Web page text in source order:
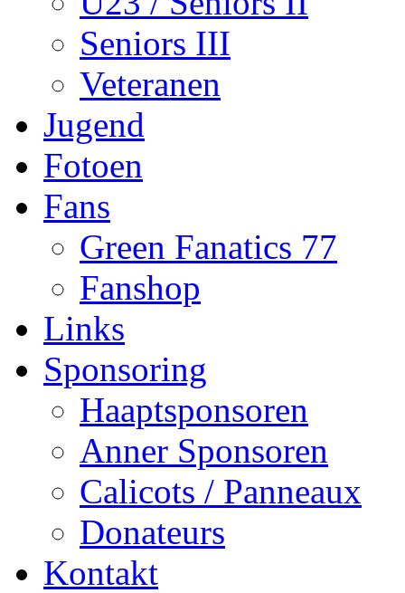
Seniors III
Veteranen
Jugend
Fotoen
Fans
Green Fanatics 77
Fanshop
Links
Sponsoring
Haaptsponsoren
Anner Sponsoren
Calicots / Panneaux
Donateurs
Kontakt